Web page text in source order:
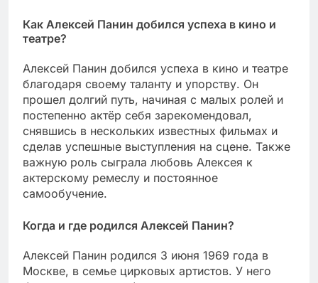
Как Алексей Панин добился успеха в кино и
театре?
Алексей Панин добился успеха в кино и театре
благодаря своему таланту и упорству. Он
прошел долгий путь, начиная с малых ролей и
постепенно актёр себя зарекомендовал,
снявшись в нескольких известных фильмах и
сделав успешные выступления на сцене. Также
важную роль сыграла любовь Алексея к
актерскому ремеслу и постоянное
самообучение.
Когда и где родился Алексей Панин?
Алексей Панин родился 3 июня 1969 года в
Москве, в семье цирковых артистов. У него